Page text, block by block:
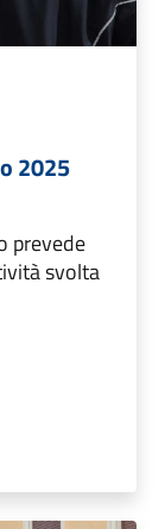
2025
prevede
svolta